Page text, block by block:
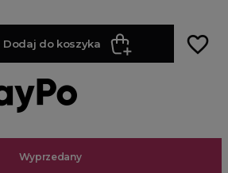
Dodaj do koszyka favorite_border
Wyprzedany